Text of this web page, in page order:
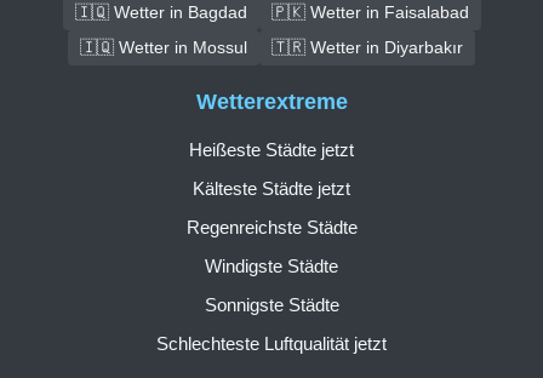
🇮🇶 Wetter in Bagdad
🇵🇰 Wetter in Faisalabad
🇮🇶 Wetter in Mossul
🇹🇷 Wetter in Diyarbakır
Wetterextreme
Heißeste Städte jetzt
Kälteste Städte jetzt
Regenreichste Städte
Windigste Städte
Sonnigste Städte
Schlechteste Luftqualität jetzt